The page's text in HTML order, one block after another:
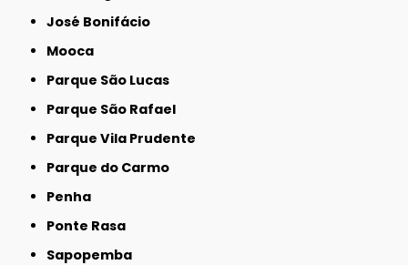
José Bonifácio
Mooca
Parque São Lucas
Parque São Rafael
Parque Vila Prudente
Parque do Carmo
Penha
Ponte Rasa
Sapopemba